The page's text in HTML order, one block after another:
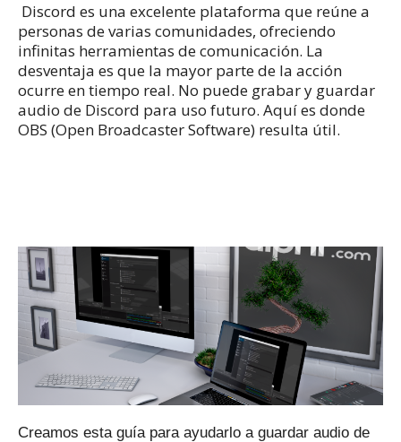
Discord es una excelente plataforma que reúne a
personas de varias comunidades, ofreciendo
infinitas herramientas de comunicación. La
desventaja es que la mayor parte de la acción
ocurre en tiempo real. No puede grabar y guardar
audio de Discord para uso futuro. Aquí es donde
OBS (Open Broadcaster Software) resulta útil.
Creamos esta guía para ayudarlo a guardar audio de